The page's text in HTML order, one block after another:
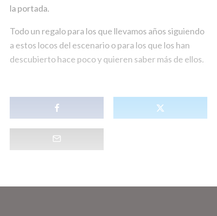
la portada.
Todo un regalo para los que llevamos años siguiendo
a estos locos del escenario o para los que los han
descubierto hace poco y quieren saber más de ellos.